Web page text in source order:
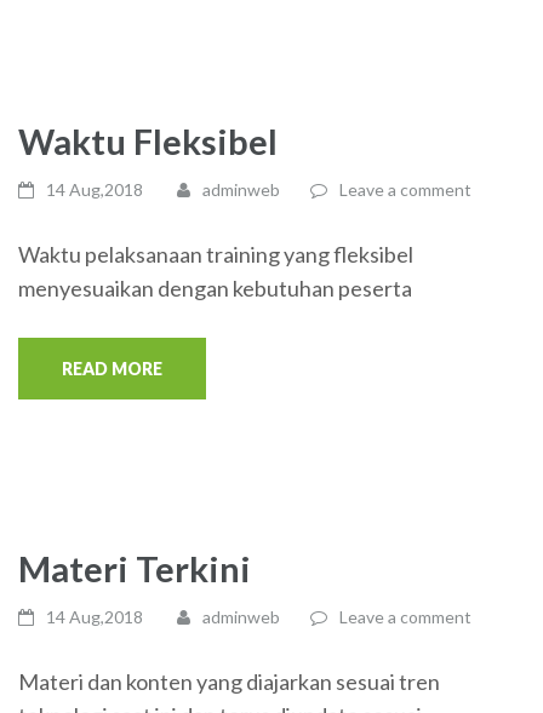
Waktu Fleksibel
14 Aug,2018 adminweb Leave a comment
Waktu pelaksanaan training yang fleksibel
menyesuaikan dengan kebutuhan peserta
READ MORE
Materi Terkini
14 Aug,2018 adminweb Leave a comment
Materi dan konten yang diajarkan sesuai tren